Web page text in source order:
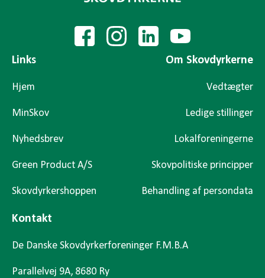
Links
Hjem
MinSkov
Nyhedsbrev
Green Product A/S
Skovdyrkershoppen
Om Skovdyrkerne
Vedtægter
Ledige stillinger
Lokalforeningerne
Skovpolitiske principper
Behandling af persondata
Kontakt
De Danske Skovdyrkerforeninger F.M.B.A
Parallelvej 9A, 8680 Ry